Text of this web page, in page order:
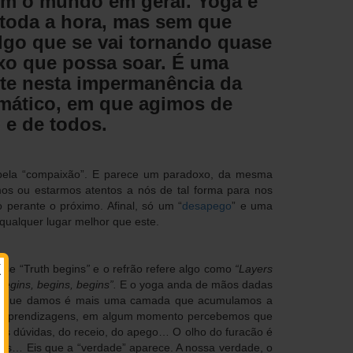
a hora, mas sem que
que se vai tornando quase
que possa soar. É uma
nesta impermanência da
em que agimos de
de todos.
“compaixão”. E parece um paradoxo, da mesma
ou estarmos atentos a nós de tal forma para nos
o próximo. Afinal, só um “desapego” e uma
lugar melhor que este.
“Truth begins” e o refrão refere algo como “Layers
begins, begins”. E o yoga anda de mãos dadas
damos é mais uma camada que acumulamos a
em algum momento percebemos que
dúvidas, do receio, do apego… O olho do furacão é
Eis que a “verdade” aparece. A nossa verdade, o